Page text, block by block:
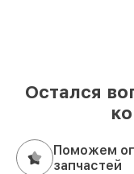
Остался
Поможем
запчастей